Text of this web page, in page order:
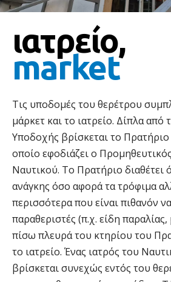
Τις υποδομές του θερέτρου
μάρκετ και το ιατρείο. Δίπλα από
Υποδοχής βρίσκεται το
οποίο εφοδιάζει ο
Ναυτικού. Το Πρατήριο διαθέτει
ανάγκης όσο αφορά τα τρόφιμα
περισσότερα που είναι πιθανόν
παραθεριστές (π.χ. είδη
πίσω πλευρά του κτηρίου του
το ιατρείο. Ένας ιατρός του
βρίσκεται συνεχώς εντός του
ιατρείο,
market